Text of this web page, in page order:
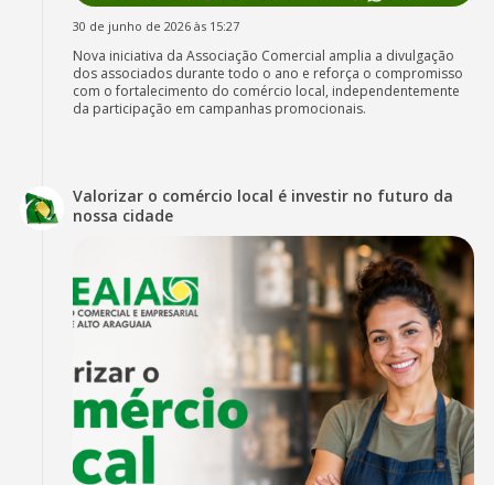
30 de junho de 2026 às 15:27
Nova iniciativa da Associação Comercial amplia a divulgação
dos associados durante todo o ano e reforça o compromisso
com o fortalecimento do comércio local, independentemente
da participação em campanhas promocionais.
Valorizar o comércio local é investir no futuro da
nossa cidade